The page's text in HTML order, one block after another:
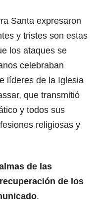
Santa expresaron
y tristes son estas
los ataques se
celebraban
líderes de la Iglesia
que transmitió
y todos sus
religiosas y
de las
de los
.